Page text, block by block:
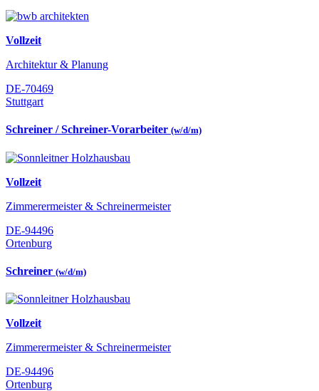
Vollzeit
Architektur & Planung
DE-70469
Stuttgart
Schreiner / Schreiner-Vorarbeiter (w/d/m)
Vollzeit
Zimmerermeister & Schreinermeister
DE-94496
Ortenburg
Schreiner (w/d/m)
Vollzeit
Zimmerermeister & Schreinermeister
DE-94496
Ortenburg